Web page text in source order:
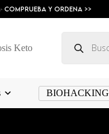
Y ORDENA >>
Keto
productos
BIOHACKING